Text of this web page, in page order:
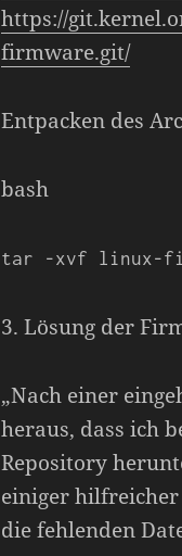
https://
firmware.git/
Entpacken des
bash
tar -xvf linux-
3. Lösung der
„Nach einer
heraus, dass ich
Repository
einiger
die fehlenden